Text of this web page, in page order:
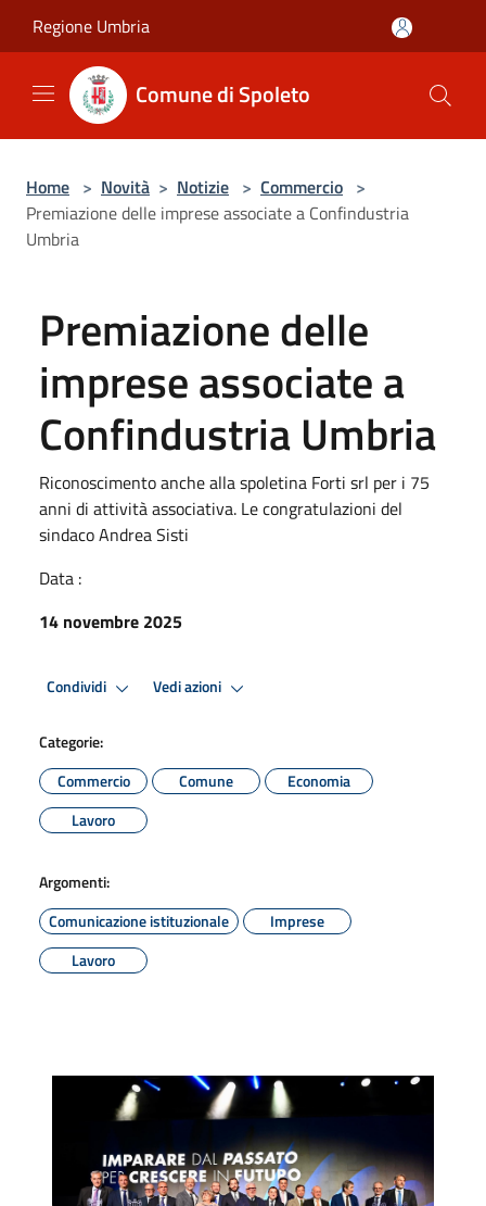
Regione Umbria
Comune di Spoleto
Home > Novità > Notizie > Commercio >
Premiazione delle imprese associate a Confindustria
Umbria
Premiazione delle
imprese associate a
Confindustria Umbria
Riconoscimento anche alla spoletina Forti srl per i 75
anni di attività associativa. Le congratulazioni del
sindaco Andrea Sisti
Data :
14 novembre 2025
Condividi Vedi azioni
Categorie:
Commercio
Comune
Economia
Lavoro
Argomenti:
Comunicazione istituzionale
Imprese
Lavoro